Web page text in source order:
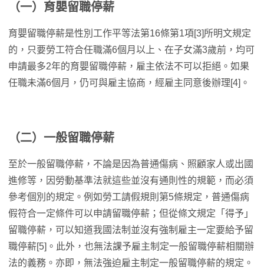
（一）育嬰留職停薪
育嬰留職停薪是性別工作平等法第16條第1項[3]所明文規定
的，只要勞工符合任職滿6個月以上、在子女滿3歲前，均可
申請最多2年的育嬰留職停薪，雇主依法不可以拒絕。如果
任職未滿6個月，仍可與雇主協商，經雇主同意後辦理[4]。
（二）一般留職停薪
至於一般留職停薪，不論是因為普通傷病、照顧家人或出國
進修等，因勞動基準法就這些並沒有通則性的規範，而必須
參考個別的規定。例如勞工請假規則第5條規定，普通傷病
假符合一定條件可以申請留職停薪；但從條文規定「得予」
留職停薪，可以知道我國法制並沒有強制雇主一定要給予留
職停薪[5]。此外，也無法課予雇主制定一般留職停薪相關辦
法的義務。亦即，無法強迫雇主制定一般留職停薪的規定。